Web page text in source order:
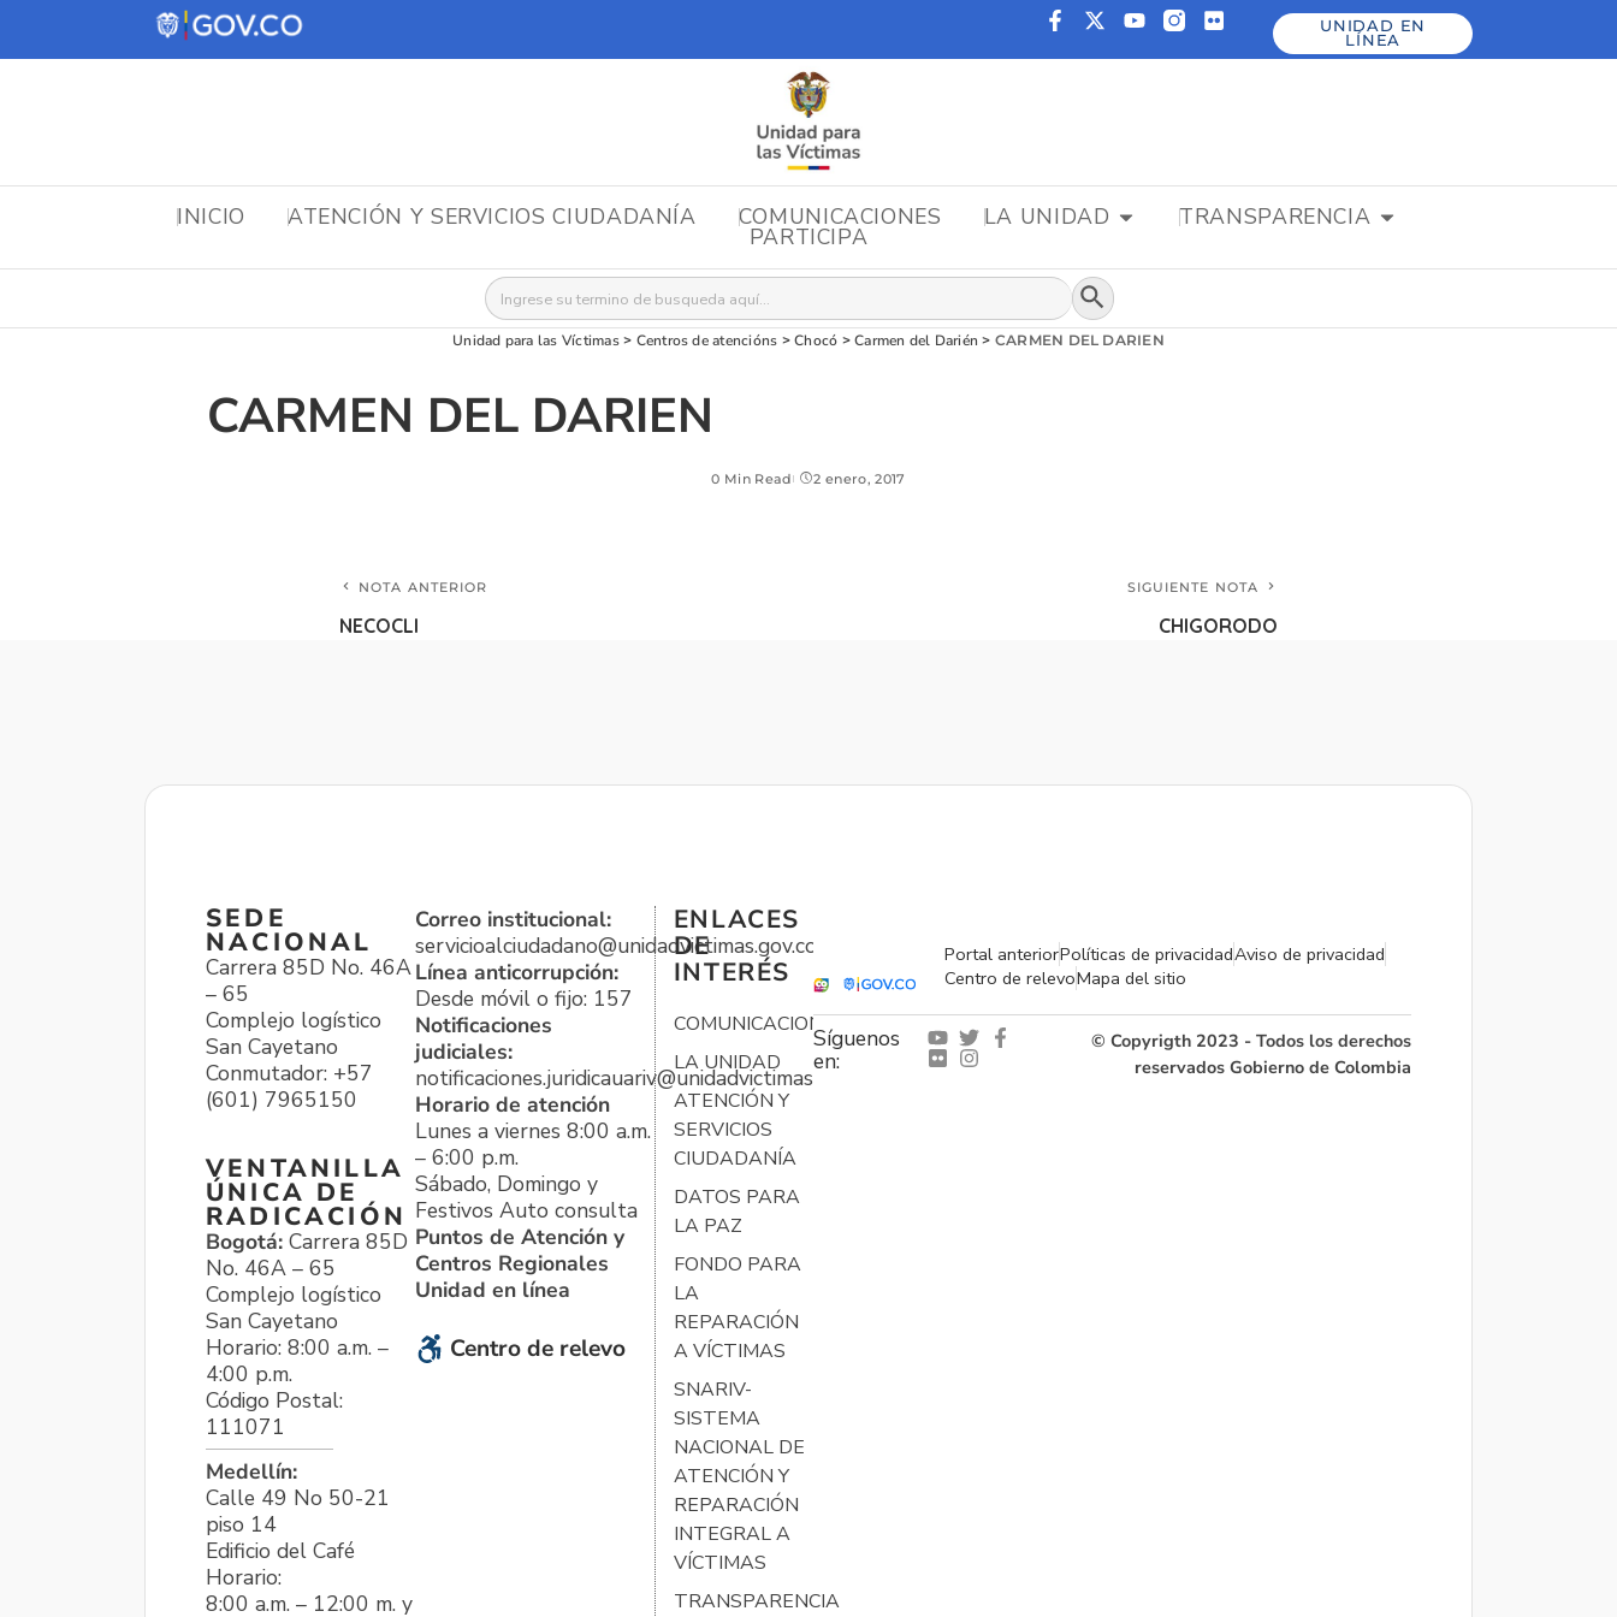
UNIDAD EN
LÍNEA
INICIO ATENCIÓN Y SERVICIOS CIUDADANÍA COMUNICACIONES LA UNIDAD TRANSPARENCIA
PARTICIPA
Buscar: Botón de búsqueda
Unidad para las Víctimas> Centros de atencións >Chocó >Carmen del Darién > CARMEN DEL DARIEN
CARMEN DEL DARIEN
0 Min Read 2 enero, 2017
NOTA ANTERIOR
NECOCLI
SIGUIENTE NOTA
CHIGORODO
SEDE
NACIONAL
Carrera 85D No. 46A
– 65
Complejo logístico
San Cayetano
Conmutador: +57
(601) 7965150
VENTANILLA
ÚNICA DE
RADICACIÓN
Bogotá: Carrera 85D
No. 46A – 65
Complejo logístico
San Cayetano
Horario: 8:00 a.m. –
4:00 p.m.
Código Postal:
111071
Medellín:
Calle 49 No 50-21
piso 14
Edificio del Café
Horario:
8:00 a.m. – 12:00 m. y
Correo institucional:
servicioalciudadano@unidadvictimas.gov.co
Línea anticorrupción:
Desde móvil o fijo: 157
Notificaciones
judiciales:
notificaciones.juridicauariv@unidadvictimas.gov.co
Horario de atención
Lunes a viernes 8:00 a.m.
– 6:00 p.m.
Sábado, Domingo y
Festivos Auto consulta
Puntos de Atención y
Centros Regionales
Unidad en línea
Centro de relevo
ENLACES
DE
INTERÉS
COMUNICACIONES
LA UNIDAD
ATENCIÓN Y
SERVICIOS
CIUDADANÍA
DATOS PARA
LA PAZ
FONDO PARA
LA
REPARACIÓN
A VÍCTIMAS
SNARIV-
SISTEMA
NACIONAL DE
ATENCIÓN Y
REPARACIÓN
INTEGRAL A
VÍCTIMAS
TRANSPARENCIA
Portal anteriorPolíticas de privacidadAviso de privacidad
Centro de relevoMapa del sitio
Síguenos
en:
© Copyrigth 2023 - Todos los derechos
reservados Gobierno de Colombia